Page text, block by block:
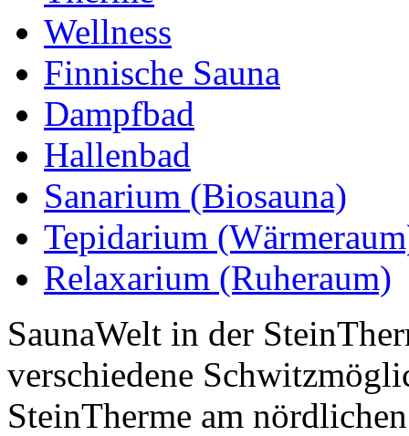
Wellness
Finnische Sauna
Dampfbad
Hallenbad
Sanarium (Biosauna)
Tepidarium
Relaxarium (Ruheraum)
SaunaWelt in der
verschiedene
SteinTherme am